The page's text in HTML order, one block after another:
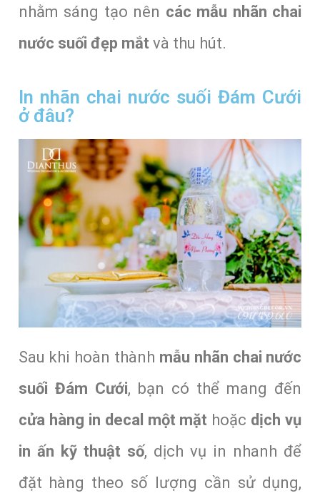
nhằm sáng tạo nên các mẫu nhãn chai
nước suối đẹp mắt và thu hút.
In nhãn chai nước suối Đám Cưới
ở đâu?
Sau khi hoàn thành mẫu nhãn chai nước
suối Đám Cưới, bạn có thể mang đến
cửa hàng in decal một mặt hoặc dịch vụ
in ấn kỹ thuật số, dịch vụ in nhanh để
đặt hàng theo số lượng cần sử dụng,